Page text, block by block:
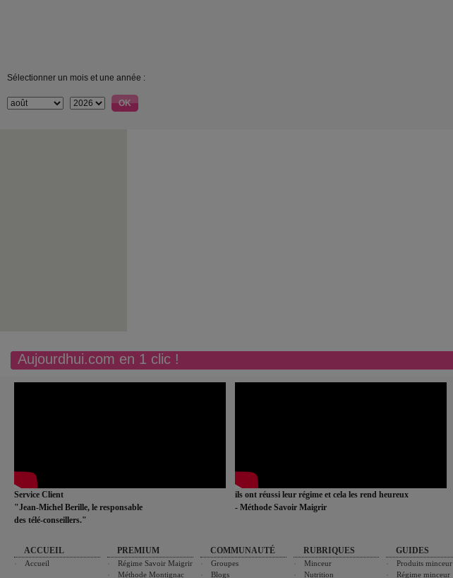
Sélectionner un mois et une année :
Aujourdhui.com en 1 clic !
Service Client
"Jean-Michel Berille, le responsable
des télé-conseillers."
ils ont réussi leur régime et cela les rend heureux
- Méthode Savoir Maigrir
ACCUEIL
Accueil
PREMIUM
Régime Savoir Maigrir
Méthode Montignac
COMMUNAUTÉ
Groupes
Blogs
RUBRIQUES
Minceur
Nutrition
GUIDES
Produits minceur
Régime minceur